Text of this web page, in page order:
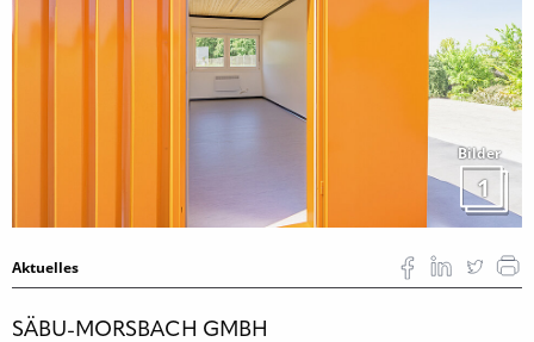
Bilder
1
Aktuelles
SÄBU-MORSBACH GMBH